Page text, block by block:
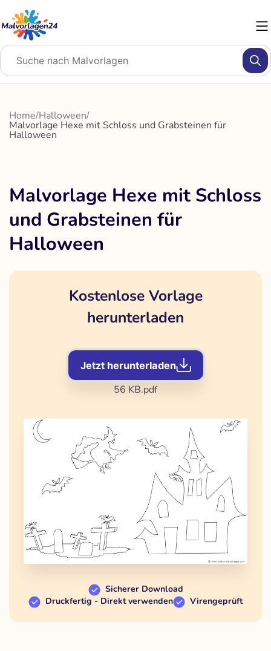
Inhalt
springen
Home/Halloween/
Malvorlage Hexe mit Schloss und Grabsteinen für
Halloween
Malvorlage Hexe mit Schloss
und Grabsteinen für
Halloween
Kostenlose Vorlage
herunterladen
Jetzt herunterladen
56 KB.pdf
Sicherer Download
Druckfertig - Direkt verwenden
Virengeprüft